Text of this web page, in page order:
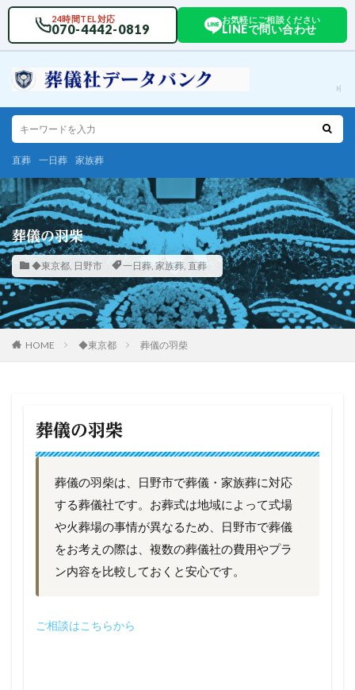
24時間TEL対応
070-4442-0819
お気軽にご相談ください
LINEで問い合わせ
直葬 一日葬 家族葬
葬儀の羽柴
◆東京都, 日野市 一日葬, 家族葬, 直葬
HOME ◆東京都 葬儀の羽柴
葬儀の羽柴
葬儀の羽柴は、日野市で葬儀・家族葬に対応
する葬儀社です。お葬式は地域によって式場
や火葬場の事情が異なるため、日野市で葬儀
をお考えの際は、複数の葬儀社の費用やプラ
ン内容を比較しておくと安心です。
ご相談はこちらから